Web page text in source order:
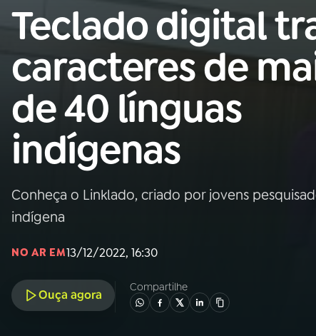
Buscar
na
Rádio
Nacional
01 INÍCIO
02A RÁDIO
03PROGRAMAÇÃO
05 PODCASTS
Teclado digital
caracteres de
de 40 línguas
indígenas
Conheça o Linklado, criado por jovens
indígena
NO AR EM13/12/2022, 16:30
Ouça agora
Compartilhe